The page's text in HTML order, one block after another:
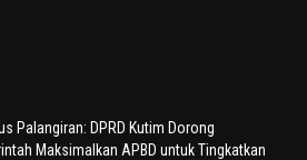
Palangiran: DPRD Kutim Dorong
Maksimalkan APBD untuk Tingkatkan